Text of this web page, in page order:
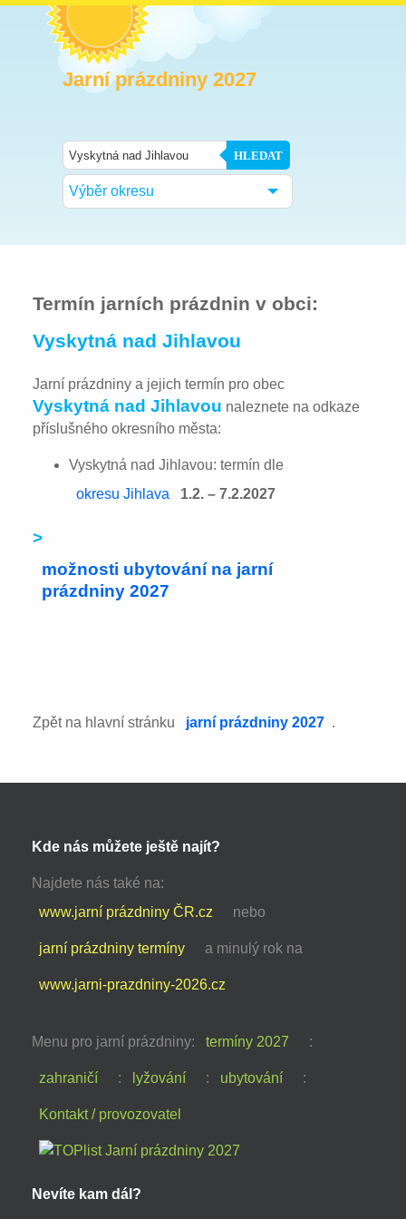
Jarní prázdniny 2027
HLEDAT
Výběr okresu
Termín jarních prázdnin v obci:
Vyskytná nad Jihlavou
Jarní prázdniny a jejich termín pro obec
Vyskytná nad Jihlavou naleznete na odkaze
příslušného okresního města:
Vyskytná nad Jihlavou: termín dle
okresu Jihlava
1.2. – 7.2.2027
>
možnosti ubytování na jarní
prázdniny 2027
Zpět na hlavní stránku jarní prázdniny 2027 .
Kde nás můžete ještě najít?
Najdete nás také na:
www.jarní prázdniny ČR.cz
nebo
jarní prázdniny termíny a minulý rok na
www.jarni-prazdniny-2026.cz
Menu pro jarní prázdniny: termíny 2027 :
zahraničí : lyžování : ubytování :
Kontakt / provozovatel
Nevíte kam dál?